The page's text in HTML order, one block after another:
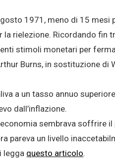
1971, meno di 15 mesi
rielezione. Ricordando fin
stimoli monetari per
Burns, in sostituzione di
a un tasso annuo
dall’inflazione.
sembrava soffrire
pareva un livello
legga questo articolo.